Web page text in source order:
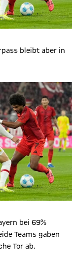
bleibt aber in
bei 69%
Teams gaben
Tor ab.